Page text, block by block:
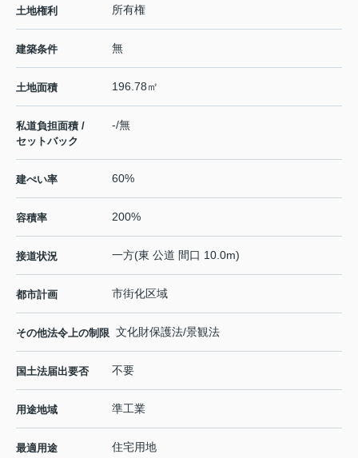
土地権利 所有権
建築条件 無
土地面積 196.78㎡
私道負担面積 /
セットバック
-/無
建ぺい率 60%
容積率 200%
接道状況 一方(東 公道 間口 10.0m)
都市計画 市街化区域
その他法令上の制限 文化財保護法/景観法
国土法届出要否 不要
用途地域 準工業
最適用途 住宅用地